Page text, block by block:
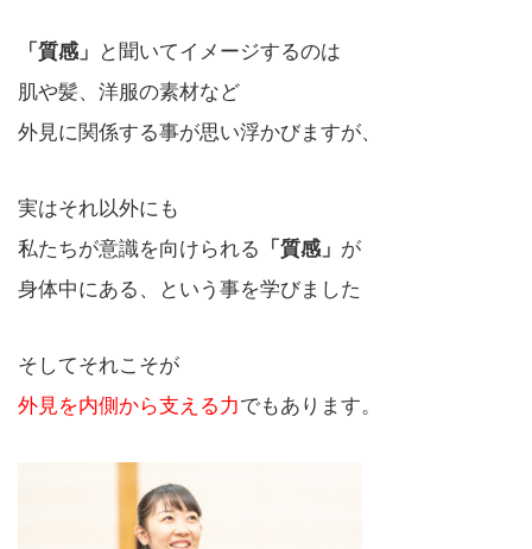
「質感」
と聞いてイメージするのは
肌や髪、洋服の素材など
外見に関係する事が思い浮かびますが、
実はそれ以外にも
私たちが意識を向けられる
「質感」 が
身体中にある、という事を学びました
そしてそれこそが
外見を内側から支える力でもあります。